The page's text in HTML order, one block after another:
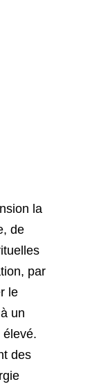
la
de
par
le
un
élevé.
des